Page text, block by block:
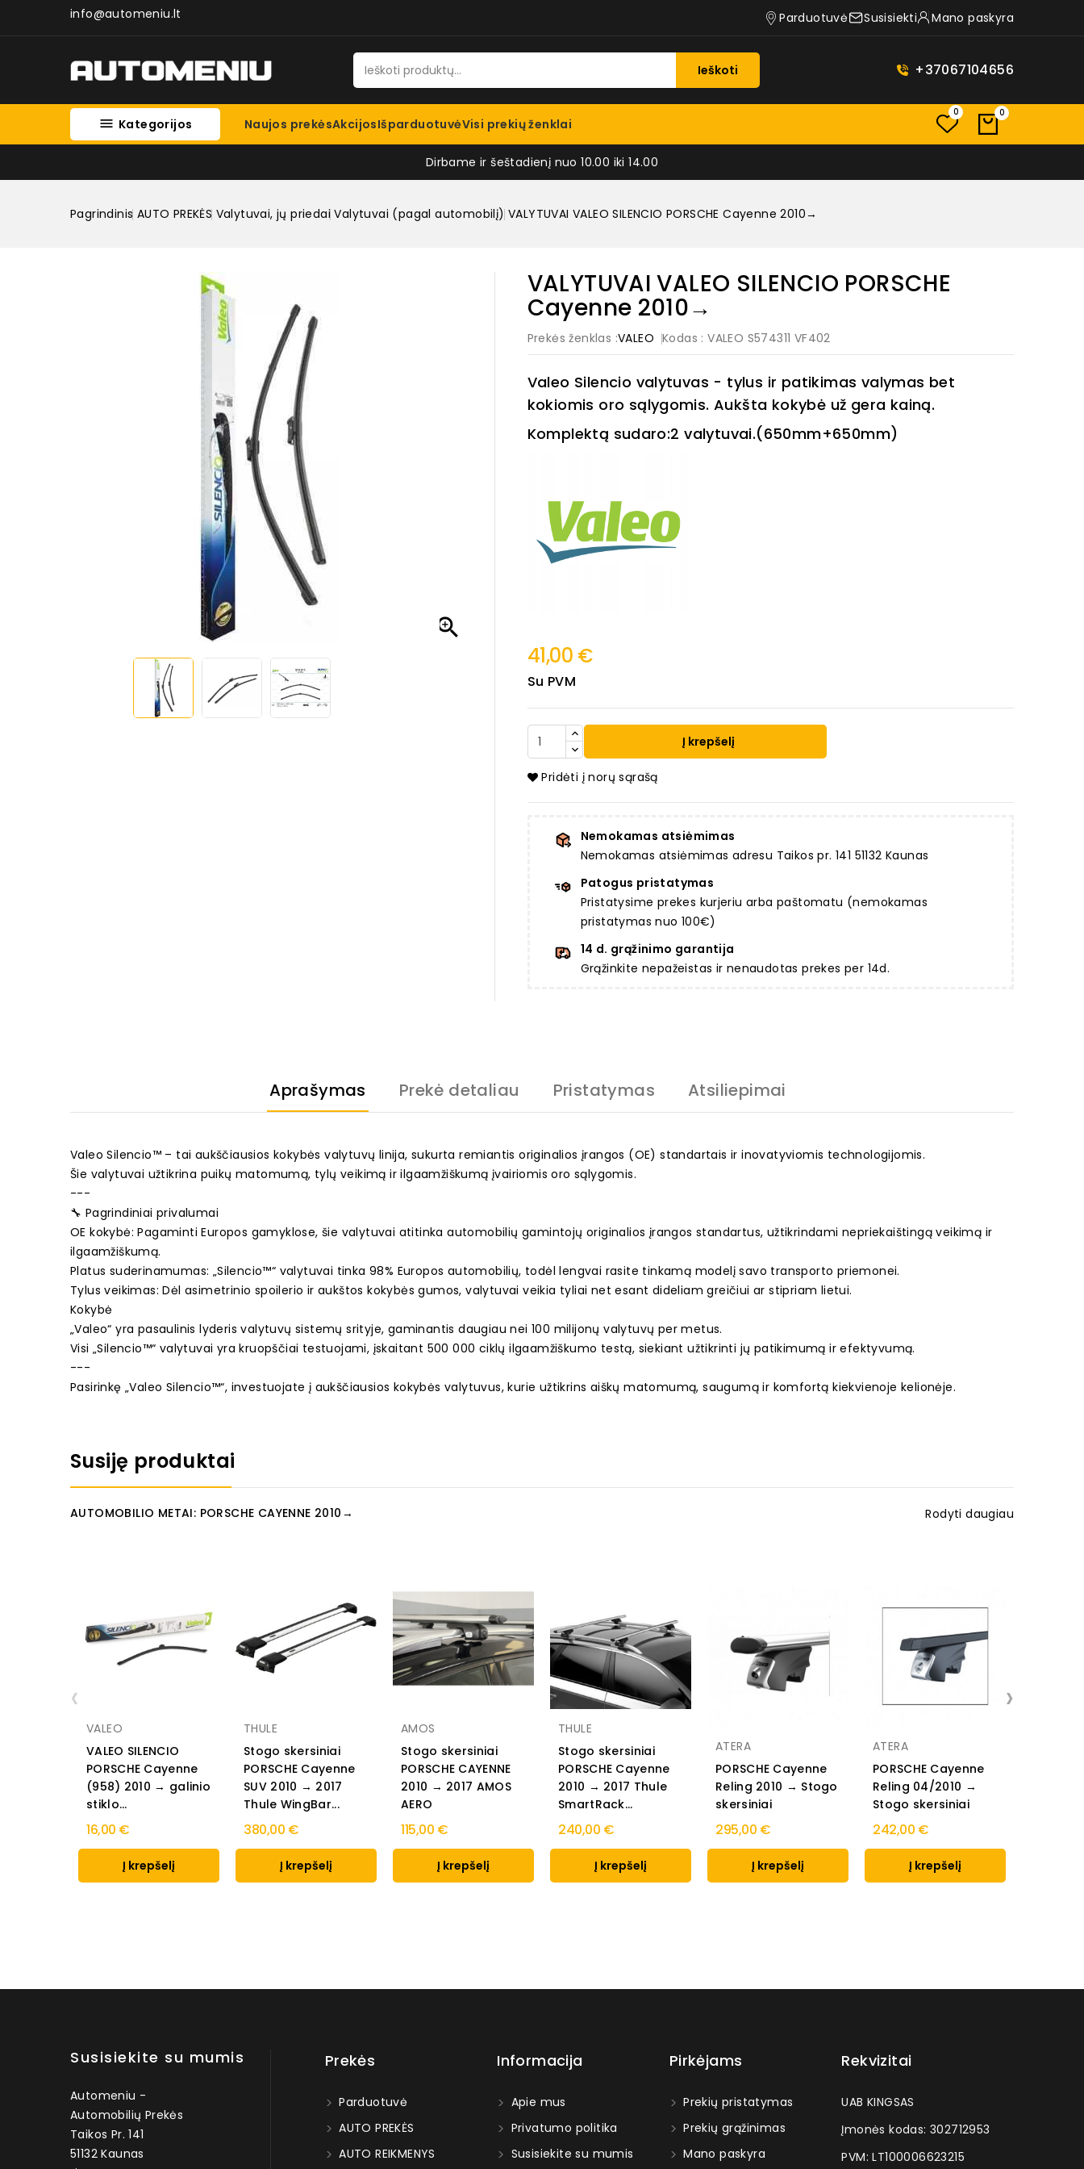
info@automeniu.lt Parduotuvė Susisiekti Mano paskyra
Ieškoti +37067104656
 Kategorijos Naujos prekėsAkcijosIšparduotuvėVisi prekių ženklai
0 0
Dirbame ir šeštadienį nuo 10.00 iki 14.00
Pagrindinis AUTO PREKĖS Valytuvai, jų priedai Valytuvai (pagal automobilį) VALYTUVAI VALEO SILENCIO PORSCHE Cayenne 2010→

VALYTUVAI VALEO SILENCIO PORSCHE
Cayenne 2010→
Prekės ženklas :VALEO Kodas : VALEO S574311 VF402
Valeo Silencio valytuvas - tylus ir patikimas valymas bet
kokiomis oro sąlygomis. Aukšta kokybė už gera kainą.
Komplektą sudaro:2 valytuvai.(650mm+650mm)
41,00 €
Su PVM
Į krepšelį
Pridėti į norų sąrašą
Nemokamas atsiėmimas
Nemokamas atsiėmimas adresu Taikos pr. 141 51132 Kaunas
Patogus pristatymas
Pristatysime prekes kurjeriu arba paštomatu (nemokamas
pristatymas nuo 100€)
14 d. grąžinimo garantija
Grąžinkite nepažeistas ir nenaudotas prekes per 14d.
Aprašymas Prekė detaliau Pristatymas Atsiliepimai
Valeo Silencio™ – tai aukščiausios kokybės valytuvų linija, sukurta remiantis originalios įrangos (OE) standartais ir inovatyviomis technologijomis.
Šie valytuvai užtikrina puikų matomumą, tylų veikimą ir ilgaamžiškumą įvairiomis oro sąlygomis.
---
🔧 Pagrindiniai privalumai
OE kokybė: Pagaminti Europos gamyklose, šie valytuvai atitinka automobilių gamintojų originalios įrangos standartus, užtikrindami nepriekaištingą veikimą ir
ilgaamžiškumą.
Platus suderinamumas: „Silencio™“ valytuvai tinka 98% Europos automobilių, todėl lengvai rasite tinkamą modelį savo transporto priemonei.
Tylus veikimas: Dėl asimetrinio spoilerio ir aukštos kokybės gumos, valytuvai veikia tyliai net esant dideliam greičiui ar stipriam lietui.
Kokybė
„Valeo“ yra pasaulinis lyderis valytuvų sistemų srityje, gaminantis daugiau nei 100 milijonų valytuvų per metus.
Visi „Silencio™“ valytuvai yra kruopščiai testuojami, įskaitant 500 000 ciklų ilgaamžiškumo testą, siekiant užtikrinti jų patikimumą ir efektyvumą.
---
Pasirinkę „Valeo Silencio™“, investuojate į aukščiausios kokybės valytuvus, kurie užtikrins aiškų matomumą, saugumą ir komfortą kiekvienoje kelionėje.
Susiję produktai
AUTOMOBILIO METAI: PORSCHE CAYENNE 2010→ Rodyti daugiau
VALEO
VALEO SILENCIO
PORSCHE Cayenne
(958) 2010 → galinio
stiklo...
16,00 €
Į krepšelį
THULE
Stogo skersiniai
PORSCHE Cayenne
SUV 2010 → 2017
Thule WingBar...
380,00 €
Į krepšelį
AMOS
Stogo skersiniai
PORSCHE CAYENNE
2010 → 2017 AMOS
AERO
115,00 €
Į krepšelį
THULE
Stogo skersiniai
PORSCHE Cayenne
2010 → 2017 Thule
SmartRack...
240,00 €
Į krepšelį
ATERA
PORSCHE Cayenne
Reling 2010 → Stogo
skersiniai
295,00 €
Į krepšelį
ATERA
PORSCHE Cayenne
Reling 04/2010 →
Stogo skersiniai
242,00 €
Į krepšelį
‹ ›
Susisiekite su mumis
Automeniu -
Automobilių Prekės
Taikos Pr. 141
51132 Kaunas
Prekės
Parduotuvė
AUTO PREKĖS
AUTO REIKMENYS
Informacija
Apie mus
Privatumo politika
Susisiekite su mumis
Pirkėjams
Prekių pristatymas
Prekių grąžinimas
Mano paskyra
Rekvizitai
UAB KINGSAS
Įmonės kodas: 302712953
PVM: LT100006623215